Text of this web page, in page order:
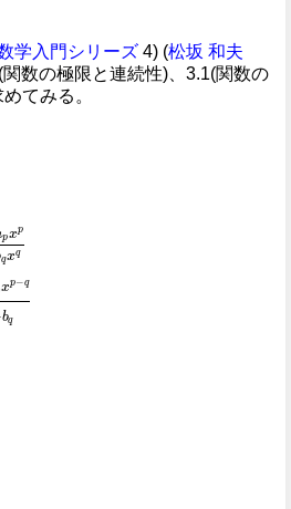
学入門シリーズ 4) (松坂 和夫
数の極限と連続性)、3.1(関数の
てみる。
pxp
qxq
xp−q
bq
+ap